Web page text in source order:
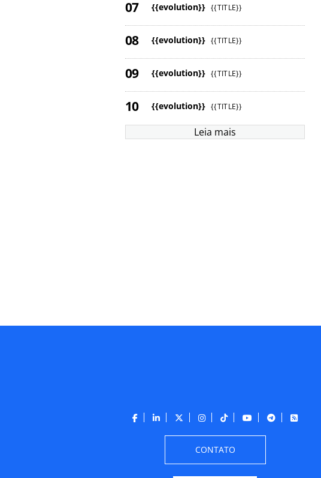
{{evolution}} {{TITLE}}
{{evolution}} {{TITLE}}
{{evolution}} {{TITLE}}
{{evolution}} {{TITLE}}
Leia mais
CONTATO